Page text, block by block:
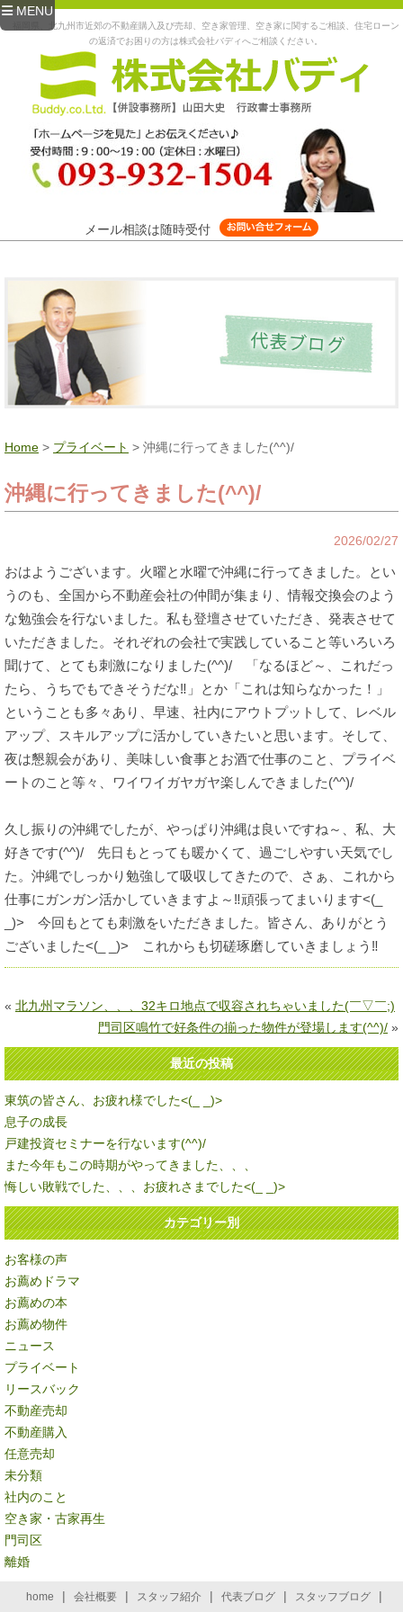
MENU
福岡県、北九州市近郊の不動産購入及び売却、空き家管理、空き家に関するご相談、住宅ローン
の返済でお困りの方は株式会社バディへご相談ください。
メール相談は随時受付
Home > プライベート > 沖縄に行ってきました(^^)/
沖縄に行ってきました(^^)/
2026/02/27
おはようございます。火曜と水曜で沖縄に行ってきました。とい
うのも、全国から不動産会社の仲間が集まり、情報交換会のよう
な勉強会を行ないました。私も登壇させていただき、発表させて
いただきました。それぞれの会社で実践していること等いろいろ
聞けて、とても刺激になりました(^^)/ 「なるほど～、これだっ
たら、うちでもできそうだな‼」とか「これは知らなかった！」
ということも多々あり、早速、社内にアウトプットして、レベル
アップ、スキルアップに活かしていきたいと思います。そして、
夜は懇親会があり、美味しい食事とお酒で仕事のこと、プライベ
ートのこと等々、ワイワイガヤガヤ楽しんできました(^^)/
久し振りの沖縄でしたが、やっぱり沖縄は良いですね～、私、大
好きです(^^)/ 先日もとっても暖かくて、過ごしやすい天気でし
た。沖縄でしっかり勉強して吸収してきたので、さぁ、これから
仕事にガンガン活かしていきますよ～‼頑張ってまいります<(_
_)> 今回もとても刺激をいただきました。皆さん、ありがとう
ございました<(_ _)> これからも切磋琢磨していきましょう‼
« 北九州マラソン、、、32キロ地点で収容されちゃいました(￣▽￣;)
門司区鳴竹で好条件の揃った物件が登場します(^^)/ »
最近の投稿
東筑の皆さん、お疲れ様でした<(_ _)>
息子の成長
戸建投資セミナーを行ないます(^^)/
また今年もこの時期がやってきました、、、
悔しい敗戦でした、、、お疲れさまでした<(_ _)>
カテゴリー別
お客様の声
お薦めドラマ
お薦めの本
お薦め物件
ニュース
プライベート
リースバック
不動産売却
不動産購入
任意売却
未分類
社内のこと
空き家・古家再生
門司区
離婚
home | 会社概要 | スタッフ紹介 | 代表ブログ | スタッフブログ
|